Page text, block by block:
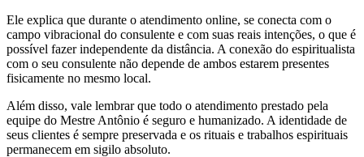
Ele explica que durante o atendimento online, se conecta com o
campo vibracional do consulente e com suas reais intenções, o que é
possível fazer independente da distância. A conexão do espiritualista
com o seu consulente não depende de ambos estarem presentes
fisicamente no mesmo local.
Além disso, vale lembrar que todo o atendimento prestado pela
equipe do Mestre Antônio é seguro e humanizado. A identidade de
seus clientes é sempre preservada e os rituais e trabalhos espirituais
permanecem em sigilo absoluto.